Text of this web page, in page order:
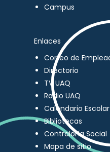
Campus
Enlaces
Correo de
Directorio
TV UAQ
Radio UAQ
Calendario Escolar
Bibliotecas
Contraloría Social
Mapa de sitio